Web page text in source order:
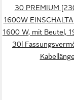
30 PREMIUM
1600W
1600 W, mit Beutel,
30l